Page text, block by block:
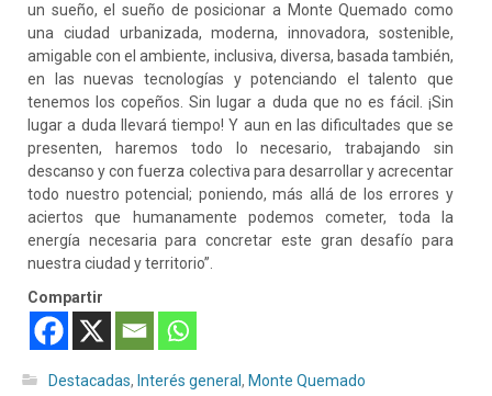
un sueño, el sueño de posicionar a Monte Quemado como
una ciudad urbanizada, moderna, innovadora, sostenible,
amigable con el ambiente, inclusiva, diversa, basada también,
en las nuevas tecnologías y potenciando el talento que
tenemos los copeños. Sin lugar a duda que no es fácil. ¡Sin
lugar a duda llevará tiempo! Y aun en las dificultades que se
presenten, haremos todo lo necesario, trabajando sin
descanso y con fuerza colectiva para desarrollar y acrecentar
todo nuestro potencial; poniendo, más allá de los errores y
aciertos que humanamente podemos cometer, toda la
energía necesaria para concretar este gran desafío para
nuestra ciudad y territorio”.
Compartir
Destacadas, Interés general, Monte Quemado